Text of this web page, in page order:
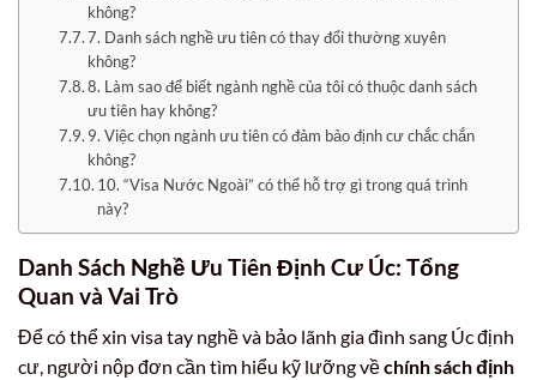
không?
7. Danh sách nghề ưu tiên có thay đổi thường xuyên
không?
8. Làm sao để biết ngành nghề của tôi có thuộc danh sách
ưu tiên hay không?
9. Việc chọn ngành ưu tiên có đảm bảo định cư chắc chắn
không?
10. “Visa Nước Ngoài” có thể hỗ trợ gì trong quá trình
này?
Danh Sách Nghề Ưu Tiên Định Cư Úc: Tổng
Quan và Vai Trò
Để có thể xin visa tay nghề và bảo lãnh gia đình sang Úc định
cư, người nộp đơn cần tìm hiểu kỹ lưỡng vềchính sách định